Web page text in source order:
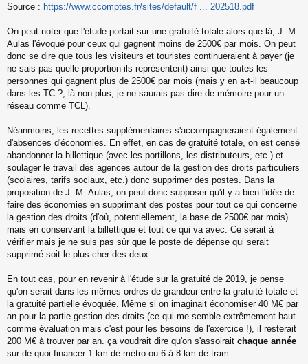
Source : https://www.ccomptes.fr/sites/default/f ... 202518.pdf
On peut noter que l'étude portait sur une gratuité totale alors que là, J.-M.
Aulas l'évoqué pour ceux qui gagnent moins de 2500€ par mois. On peut
donc se dire que tous les visiteurs et touristes continueraient à payer (je
ne sais pas quelle proportion ils représentent) ainsi que toutes les
personnes qui gagnent plus de 2500€ par mois (mais y en a-t-il beaucoup
dans les TC ?, là non plus, je ne saurais pas dire de mémoire pour un
réseau comme TCL).
Néanmoins, les recettes supplémentaires s'accompagneraient également
d'absences d'économies. En effet, en cas de gratuité totale, on est censé
abandonner la billettique (avec les portillons, les distributeurs, etc.) et
soulager le travail des agences autour de la gestion des droits particuliers
(scolaires, tarifs sociaux, etc.) donc supprimer des postes. Dans la
proposition de J.-M. Aulas, on peut donc supposer qu'il y a bien l'idée de
faire des économies en supprimant des postes pour tout ce qui concerne
la gestion des droits (d'où, potentiellement, la base de 2500€ par mois)
mais en conservant la billettique et tout ce qui va avec. Ce serait à
vérifier mais je ne suis pas sûr que le poste de dépense qui serait
supprimé soit le plus cher des deux...
En tout cas, pour en revenir à l'étude sur la gratuité de 2019, je pense
qu'on serait dans les mêmes ordres de grandeur entre la gratuité totale et
la gratuité partielle évoquée. Même si on imaginait économiser 40 M€ par
an pour la partie gestion des droits (ce qui me semble extrêmement haut
comme évaluation mais c'est pour les besoins de l'exercice !), il resterait
200 M€ à trouver par an. ça voudrait dire qu'on s'assoirait chaque année
sur de quoi financer 1 km de métro ou 6 à 8 km de tram.